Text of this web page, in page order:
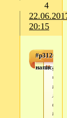
4
20:15
что
не
а